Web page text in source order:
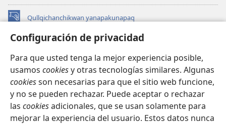
Configuración de privacidad
Para que usted tenga la mejor experiencia posible,
usamos cookiesy otras tecnologías similares. Algunas
cookiesson necesarias para que el sitio web funcione,
y no se pueden rechazar. Puede aceptar o rechazar
las cookiesadicionales, que se usan solamente para
mejorar la experiencia del usuario. Estos datos nunca
Qullqichanchikwan yanapakunapaq
(abre
nueva INTERNETPI QILLQAKUNA Watchtower™
una
nueva
ventana)
JW Hub
(abre
una
nueva
ventana)
JW Library®
Watchtower Library